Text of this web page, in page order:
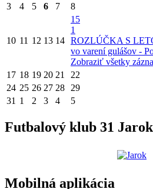
3 4 5 6 7 8
10 11 12 13 14
15
1
ROZLÚČKA S
vo varení gulášov -
Zobraziť všetky
17 18 19 20 21 22
24 25 26 27 28 29
31 1 2 3 4 5
Futbalový klub 31 Jarok
Mobilná aplikácia